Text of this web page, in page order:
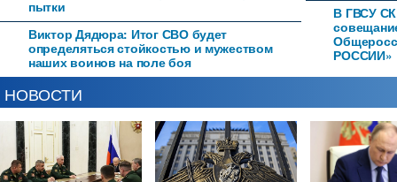
пытки
Виктор Дядюра: Итог СВО будет
определяться стойкостью и мужеством
наших воинов на поле боя
В ГВСУ СК
РОССИИ»
НОВОСТИ